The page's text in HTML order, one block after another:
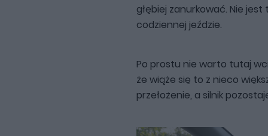
głębiej zanurkować. Nie
codziennej jeździe.
Po prostu nie warto tutaj
że wiąże się to z nieco
przełożenie, a silnik